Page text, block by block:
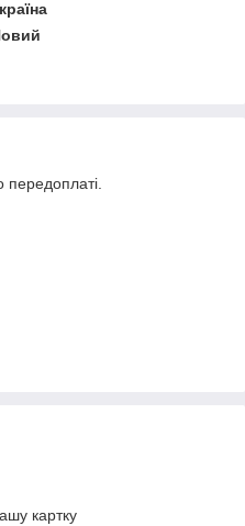
передоплаті.
картку